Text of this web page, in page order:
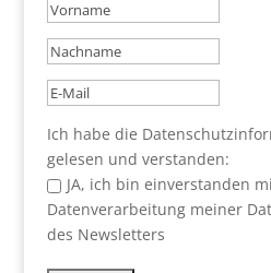
Ich habe die
gelesen und verstanden:
JA, ich bin einverstanden
Datenverarbeitung meiner
des Newsletters